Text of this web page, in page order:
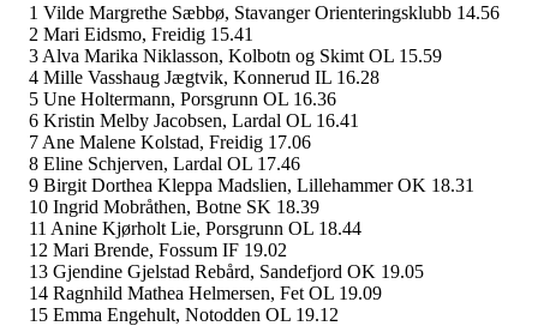
1 Vilde Margrethe Sæbbø, Stavanger Orienteringsklubb 14.56
2 Mari Eidsmo, Freidig 15.41
3 Alva Marika Niklasson, Kolbotn og Skimt OL 15.59
4 Mille Vasshaug Jægtvik, Konnerud IL 16.28
5 Une Holtermann, Porsgrunn OL 16.36
6 Kristin Melby Jacobsen, Lardal OL 16.41
7 Ane Malene Kolstad, Freidig 17.06
8 Eline Schjerven, Lardal OL 17.46
9 Birgit Dorthea Kleppa Madslien, Lillehammer OK 18.31
10 Ingrid Mobråthen, Botne SK 18.39
11 Anine Kjørholt Lie, Porsgrunn OL 18.44
12 Mari Brende, Fossum IF 19.02
13 Gjendine Gjelstad Rebård, Sandefjord OK 19.05
14 Ragnhild Mathea Helmersen, Fet OL 19.09
15 Emma Engehult, Notodden OL 19.12